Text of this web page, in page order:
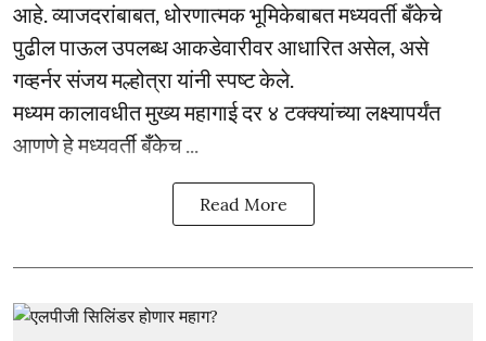
आहे. व्याजदरांबाबत, धोरणात्मक भूमिकेबाबत मध्यवर्ती बँकेचे
पुढील पाऊल उपलब्ध आकडेवारीवर आधारित असेल, असे
गव्हर्नर संजय मल्होत्रा यांनी स्पष्ट केले.
मध्यम कालावधीत मुख्य महागाई दर ४ टक्क्यांच्या लक्ष्यापर्यंत
आणणे हे मध्यवर्ती बँकेच ...
Read More